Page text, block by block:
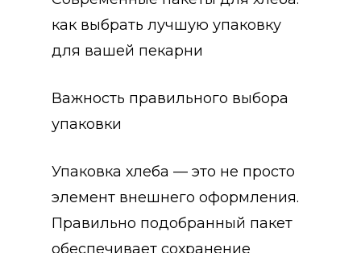
как выбрать лучшую упаковку
для вашей пекарни
Важность правильного выбора
упаковки
Упаковка хлеба — это не просто
элемент внешнего оформления.
Правильно подобранный пакет
обеспечивает сохранение